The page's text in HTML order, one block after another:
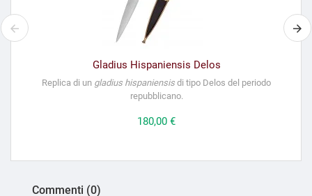
Gladius Hispaniensis Delos
Replica di un gladius hispaniensis di tipo Delos del periodo
repubblicano.
Prezzo
180,00 €
Commenti (0)